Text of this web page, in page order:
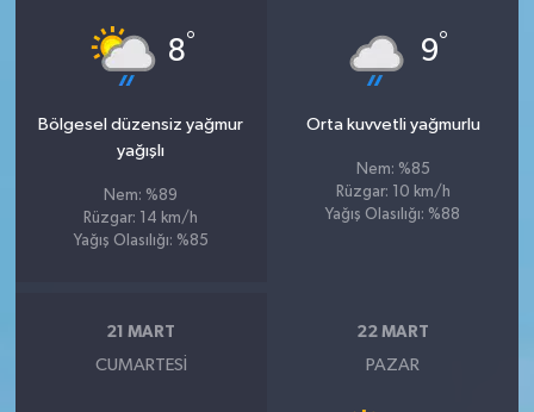
8°
Bölgesel düzensiz yağmur
yağışlı
Nem: %89
Rüzgar: 14 km/h
Yağış Olasılığı: %85
9°
Orta kuvvetli yağmurlu
Nem: %85
Rüzgar: 10 km/h
Yağış Olasılığı: %88
21 MART
CUMARTESI
22 MART
PAZAR